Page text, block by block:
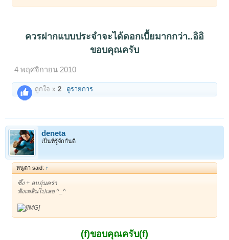
ควรฝากแบบประจำจะได้ดอกเบื้ยมากกว่า..อิอิ
ขอบคุณครับ
4 พฤศจิกายน 2010
ถูกใจ x2 ดูรายการ
deneta
เป็นที่รู้จักกันดี
หนูตา said: ↑
ซึ้ง + อบอุ่นคร่า
ฟังเพลินไปเลย ^_^
(f)ขอบคุณครับ(f)